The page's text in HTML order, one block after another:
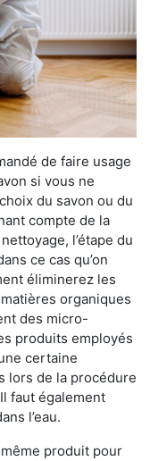
de faire usage
si vous ne
du savon ou du
compte de la
l’étape du
ce cas qu’on
éliminerez les
organiques
des micro-
produits employés
certaine
lors de la procédure
faut également
l’eau.
produit pour